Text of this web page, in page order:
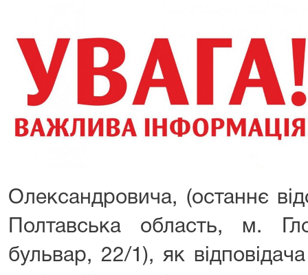
Олександровича, (останнє
Полтавська область, м.
бульвар, 22/1), як